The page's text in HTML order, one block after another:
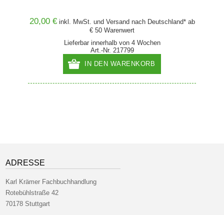
20,00 € inkl. MwSt. und Versandnach Deutschland* ab
€ 50 Warenwert
Lieferbar innerhalb von 4 Wochen
Art.-Nr. 217799
IN DEN WARENKORB
ADRESSE
Karl Krämer Fachbuchhandlung
Rotebühlstraße 42
70178 Stuttgart